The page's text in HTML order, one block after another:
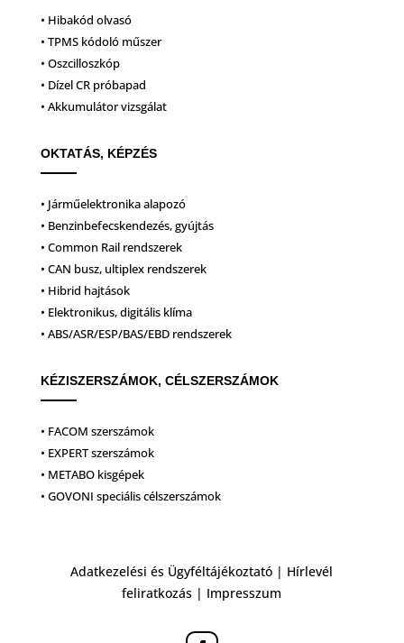
• Hibakód olvasó
• TPMS kódoló műszer
• Oszcilloszkóp
• Dízel CR próbapad
• Akkumulátor vizsgálat
OKTATÁS, KÉPZÉS
• Járműelektronika alapozó
• Benzinbefecskendezés, gyújtás
• Common Rail rendszerek
• CAN busz, ultiplex rendszerek
• Hibrid hajtások
• Elektronikus, digitális klíma
• ABS/ASR/ESP/BAS/EBD rendszerek
KÉZISZERSZÁMOK, CÉLSZERSZÁMOK
• FACOM szerszámok
• EXPERT szerszámok
• METABO kisgépek
• GOVONI speciális célszerszámok
Adatkezelési és Ügyféltájékoztató | Hírlevél
feliratkozás | Impresszum